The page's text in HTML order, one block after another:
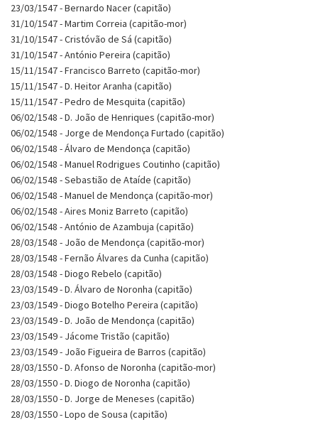
23/03/1547 - Bernardo Nacer (capitão)
31/10/1547 - Martim Correia (capitão-mor)
31/10/1547 - Cristóvão de Sá (capitão)
31/10/1547 - António Pereira (capitão)
15/11/1547 - Francisco Barreto (capitão-mor)
15/11/1547 - D. Heitor Aranha (capitão)
15/11/1547 - Pedro de Mesquita (capitão)
06/02/1548 - D. João de Henriques (capitão-mor)
06/02/1548 - Jorge de Mendonça Furtado (capitão)
06/02/1548 - Álvaro de Mendonça (capitão)
06/02/1548 - Manuel Rodrigues Coutinho (capitão)
06/02/1548 - Sebastião de Ataíde (capitão)
06/02/1548 - Manuel de Mendonça (capitão-mor)
06/02/1548 - Aires Moniz Barreto (capitão)
06/02/1548 - António de Azambuja (capitão)
28/03/1548 - João de Mendonça (capitão-mor)
28/03/1548 - Fernão Álvares da Cunha (capitão)
28/03/1548 - Diogo Rebelo (capitão)
23/03/1549 - D. Álvaro de Noronha (capitão)
23/03/1549 - Diogo Botelho Pereira (capitão)
23/03/1549 - D. João de Mendonça (capitão)
23/03/1549 - Jácome Tristão (capitão)
23/03/1549 - João Figueira de Barros (capitão)
28/03/1550 - D. Afonso de Noronha (capitão-mor)
28/03/1550 - D. Diogo de Noronha (capitão)
28/03/1550 - D. Jorge de Meneses (capitão)
28/03/1550 - Lopo de Sousa (capitão)